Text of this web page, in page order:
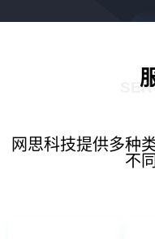
网思科技提供多种
不